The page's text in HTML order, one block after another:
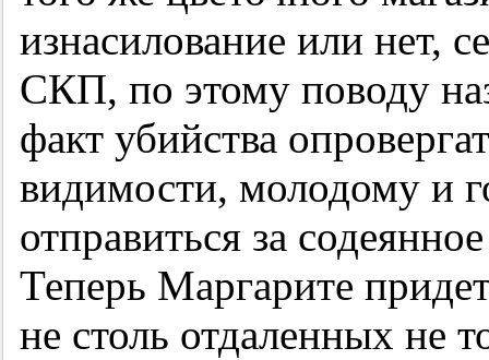
изнасилование или нет,
СКП, по этому поводу
факт убийства
видимости, молодому и
отправиться за
Теперь Маргарите
не столь отдаленных не